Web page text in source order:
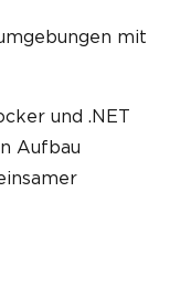
mit
und .NET
Aufbau